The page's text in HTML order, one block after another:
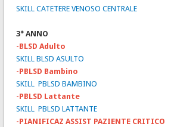
SKILL CATETERE VENOSO CENTRALE
3° ANNO
-BLSD Adulto
SKILL BLSD ASULTO
-PBLSD Bambino
SKILL PBLSD BAMBINO
-PBLSD Lattante
SKILL PBLSD LATTANTE
-PIANIFICAZ ASSIST PAZIENTE CRITICO